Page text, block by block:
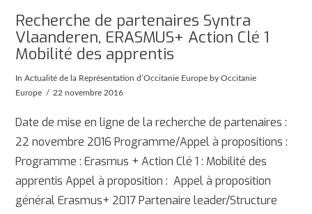
Recherche de partenaires Syntra
Vlaanderen, ERASMUS+ Action Clé 1
Mobilité des apprentis
InActualité de la Représentation d’Occitanie Europe by Occitanie
Europe
22 novembre 2016
Date de mise en ligne de la recherche de partenaires :
22 novembre 2016 Programme/Appel à propositions :
Programme : Erasmus + Action Clé 1 : Mobilité des
apprentis Appel à proposition : Appel à proposition
général Erasmus+ 2017 Partenaire leader/Structure